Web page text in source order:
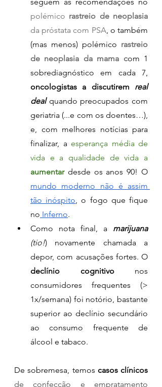
polémico
da próstata com PSA, o também
(mas menos) polémico rastreio
de neoplasia da mama com 1
oncologistas a discutirem real
deal quando preocupados com
geriatria (...e com os doentes…),
e, com melhores notícias para
finalizar, a esperança média de
aumentar
mundo moderno não é assim
tão inóspito, o fogo que fique
no Inferno.
Como nota final, a marijuana
(tio!) novamente chamada a
declínio cognitivo nos
consumidores frequentes (>
1x/semana) foi notório, bastante
superior ao declínio secundário
ao consumo frequente de
álcool e tabaco.
De sobremesa, temos casos clínicos
de confecção e empratamento